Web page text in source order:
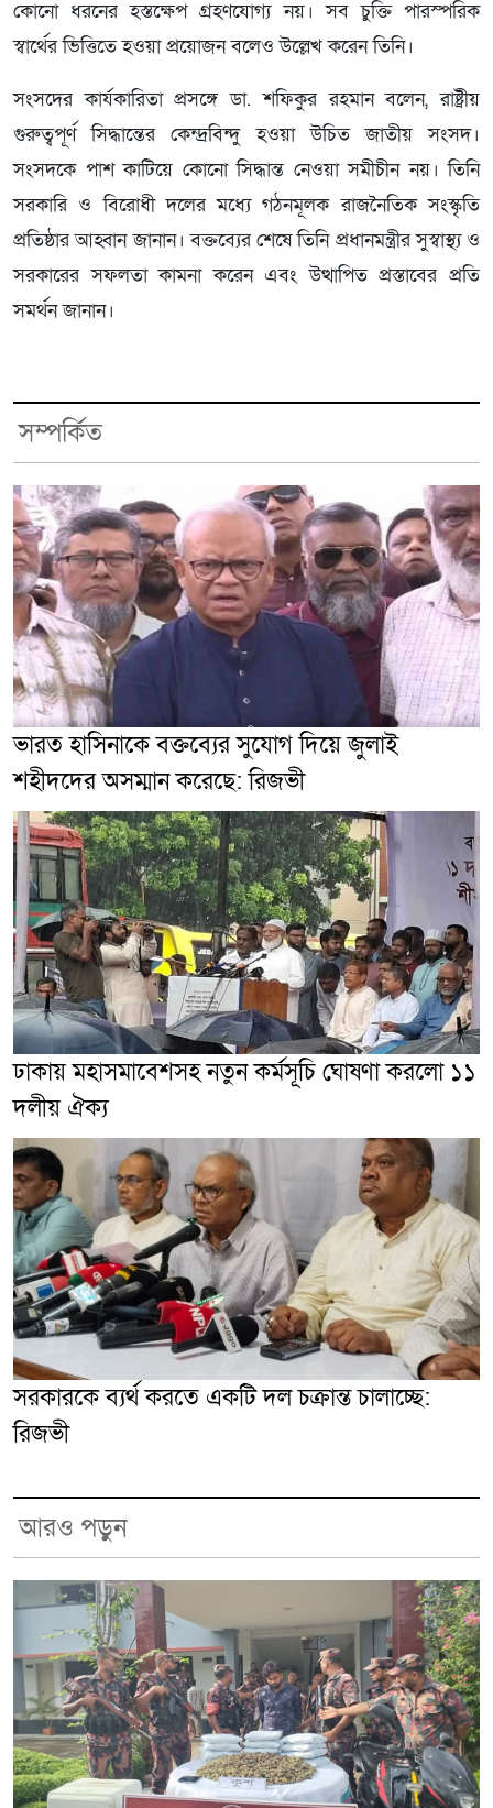
কোনো ধরনের হস্তক্ষেপ গ্রহণযোগ্য নয়। সব চুক্তি পারস্পরিক
স্বার্থের ভিত্তিতে হওয়া প্রয়োজন বলেও উল্লেখ করেন তিনি।
সংসদের কার্যকারিতা প্রসঙ্গে ডা. শফিকুর রহমান বলেন, রাষ্ট্রীয়
গুরুত্বপূর্ণ সিদ্ধান্তের কেন্দ্রবিন্দু হওয়া উচিত জাতীয় সংসদ।
সংসদকে পাশ কাটিয়ে কোনো সিদ্ধান্ত নেওয়া সমীচীন নয়। তিনি
সরকারি ও বিরোধী দলের মধ্যে গঠনমূলক রাজনৈতিক সংস্কৃতি
প্রতিষ্ঠার আহ্বান জানান। বক্তব্যের শেষে তিনি প্রধানমন্ত্রীর সুস্বাস্থ্য ও
সরকারের সফলতা কামনা করেন এবং উত্থাপিত প্রস্তাবের প্রতি
সমর্থন জানান।
সম্পর্কিত
ভারত হাসিনাকে বক্তব্যের সুযোগ দিয়ে জুলাই
শহীদদের অসম্মান করেছে: রিজভী
ঢাকায় মহাসমাবেশসহ নতুন কর্মসূচি ঘোষণা করলো ১১
দলীয় ঐক্য
সরকারকে ব্যর্থ করতে একটি দল চক্রান্ত চালাচ্ছে:
রিজভী
আরও পড়ুন